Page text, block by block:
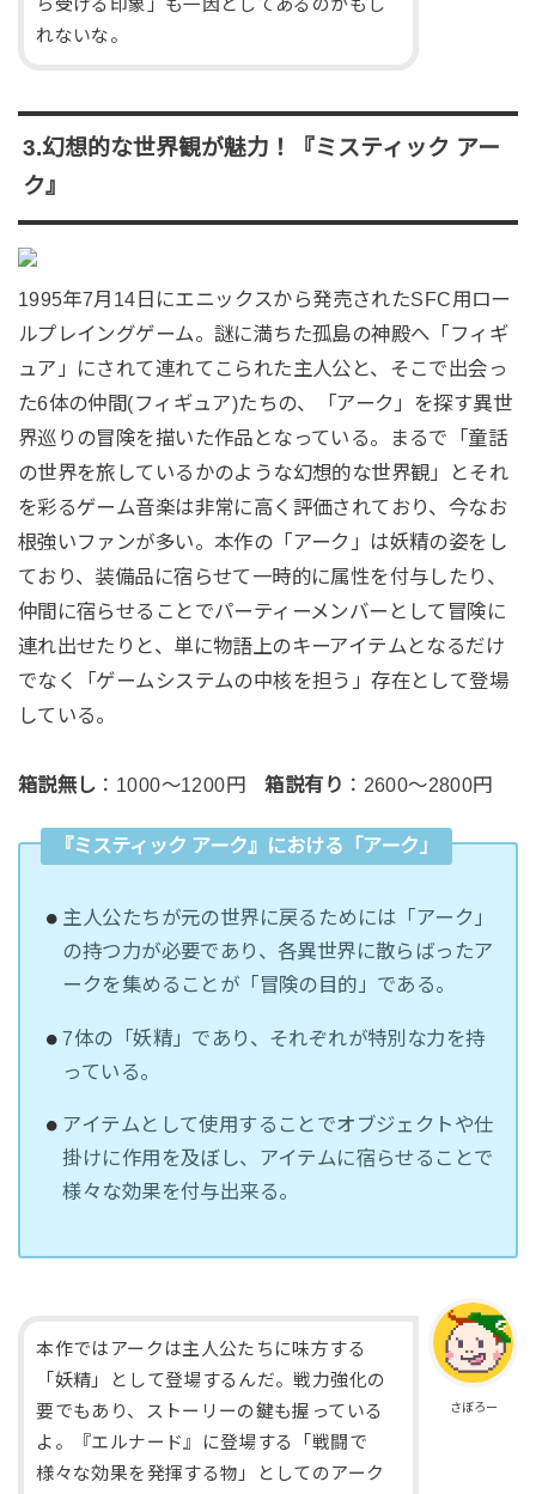
ら受ける印象」も一因としてあるのかもし
れないな。
3.幻想的な世界観が魅力！『ミスティック アー
ク』
1995年7月14日にエニックスから発売されたSFC用ロー
ルプレイングゲーム。謎に満ちた孤島の神殿へ「フィギ
ュア」にされて連れてこられた主人公と、そこで出会っ
た6体の仲間(フィギュア)たちの、「アーク」を探す異世
界巡りの冒険を描いた作品となっている。まるで「童話
の世界を旅しているかのような幻想的な世界観」とそれ
を彩るゲーム音楽は非常に高く評価されており、今なお
根強いファンが多い。本作の「アーク」は妖精の姿をし
ており、装備品に宿らせて一時的に属性を付与したり、
仲間に宿らせることでパーティーメンバーとして冒険に
連れ出せたりと、単に物語上のキーアイテムとなるだけ
でなく「ゲームシステムの中核を担う」存在として登場
している。
箱説無し ：1000～1200円箱説有り ：2600～2800円
『ミスティック アーク』における「アーク」
主人公たちが元の世界に戻るためには「アーク」
の持つ力が必要であり、各異世界に散らばったア
ークを集めることが「冒険の目的」である。
7体の「妖精」であり、それぞれが特別な力を持
っている。
アイテムとして使用することでオブジェクトや仕
掛けに作用を及ぼし、アイテムに宿らせることで
様々な効果を付与出来る。
さぼろー
本作ではアークは主人公たちに味方する
「妖精」として登場するんだ。戦力強化の
要でもあり、ストーリーの鍵も握っている
よ。『エルナード』に登場する「戦闘で
様々な効果を発揮する物」としてのアーク